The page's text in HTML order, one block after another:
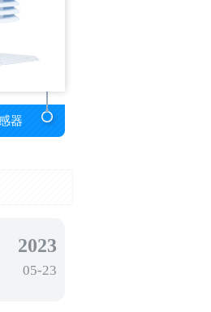
器
2023
05-23